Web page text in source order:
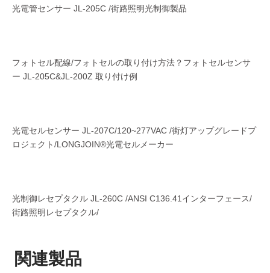
光電管センサー JL-205C /街路照明光制御製品
フォトセル配線/フォトセルの取り付け方法？フォトセルセンサ
ー JL-205C&JL-200Z 取り付け例
光電セルセンサー JL-207C/120~277VAC /街灯アップグレードプ
ロジェクト/LONGJOIN®光電セルメーカー
光制御レセプタクル JL-260C /ANSI C136.41インターフェース/
街路照明レセプタクル/
関連製品